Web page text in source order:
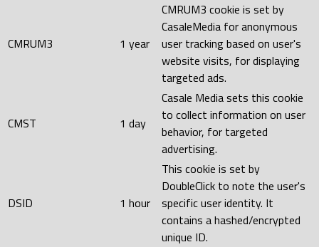
CMRUM3 1 year
CMRUM3 cookie is set by
CasaleMedia for anonymous
user tracking based on user's
website visits, for displaying
targeted ads.
CMST 1 day
Casale Media sets this cookie
to collect information on user
behavior, for targeted
advertising.
DSID 1 hour
This cookie is set by
DoubleClick to note the user's
specific user identity. It
contains a hashed/encrypted
unique ID.